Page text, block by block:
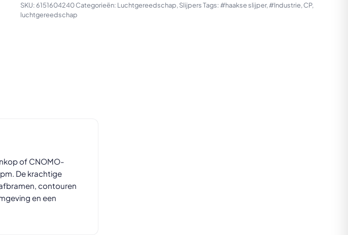
SKU:6151604240 Categorieën: Luchtgereedschap, SlijpersTags:#haakse slijper,#Industrie, CP,
luchtgereedschap
of CNOMO-
De krachtige
contouren
en een